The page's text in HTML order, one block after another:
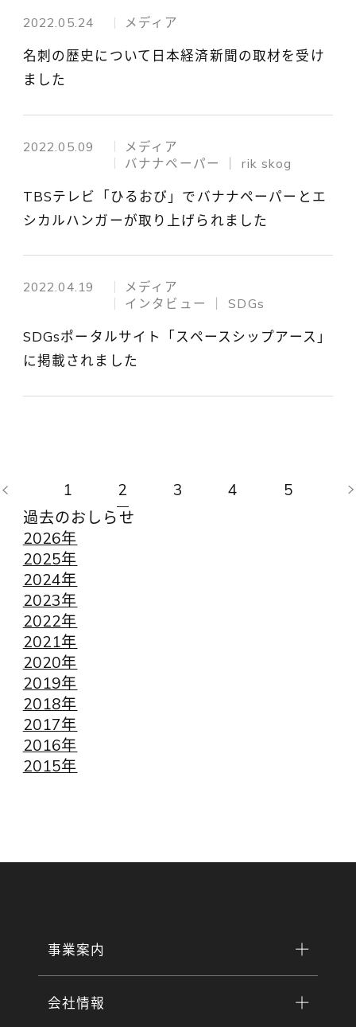
2022.05.24 メディア
名刺の歴史について日本経済新聞の取材を受け
ました
2022.05.09
メディア
バナナペーパー │ rik skog
TBSテレビ「ひるおび」でバナナペーパーとエ
シカルハンガーが取り上げられました
2022.04.19
メディア
インタビュー │ SDGs
SDGsポータルサイト「スペースシップアース」
に掲載されました
1 2 3 4
5
過去のおしらせ
2026年
2025年
2024年
2023年
2022年
2021年
2020年
2019年
2018年
2017年
2016年
2015年
事業案内
会社情報